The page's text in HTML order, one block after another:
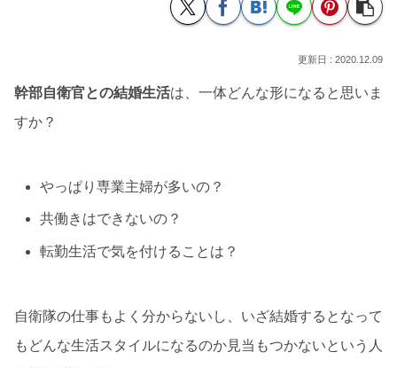
2020.12.09
幹部自衛官との結婚生活は、一体どんな形になると思いま
すか？
やっぱり専業主婦が多いの？
共働きはできないの？
転勤生活で気を付けることは？
自衛隊の仕事もよく分からないし、いざ結婚するとなって
もどんな生活スタイルになるのか見当もつかないという人